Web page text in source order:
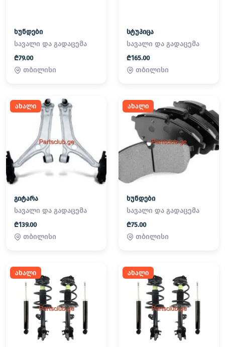
ხუნდები
სავალი და გადაცემა
₾79.00
თბილისი
სტუპიცა
სავალი და გადაცემა
₾165.00
თბილისი
ახალი
გიტარა
სავალი და გადაცემა
₾139.00
თბილისი
ახალი
ხუნდები
სავალი და გადაცემა
₾75.00
თბილისი
ახალი ახალი